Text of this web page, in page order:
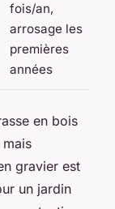
fois/an,
arrosage les
premières
années
en bois
gravier est
un jardin